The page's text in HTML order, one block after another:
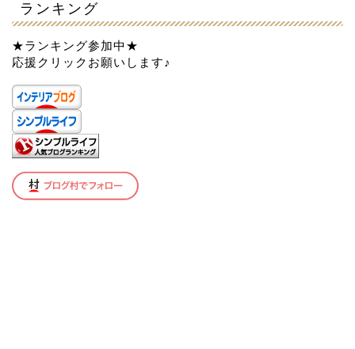
ランキング
★ランキング参加中★
応援クリックお願いします♪